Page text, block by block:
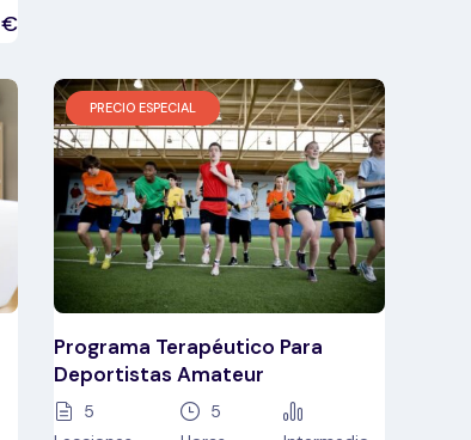
€
PRECIO ESPECIAL
Programa Terapéutico Para
Deportistas Amateur
5
5